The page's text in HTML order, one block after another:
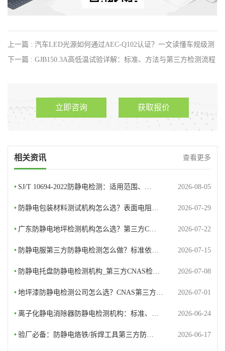
上一篇 : 汽车LED光源如何通过AEC-Q102认证？一文读懂车规级测
试全流程
下一篇 : GJB150.3A高低温试验详解：标准、方法与第三方检测流程
立即咨询 获取报价
相关资讯 查看更多
• 2026-08-05
SJ/T 10694-2022防静电检测：适用范围、…
• 2026-07-29
防静电包装材料测试机构怎么选？表面电阻…
• 2026-07-22
广东防静电地坪检测机构怎么选？第三方C…
• 2026-07-15
防静电服第三方防静电检测怎么做？标准依…
• 2026-07-08
防静电托盘防静电检测机构_第三方CNAS检…
• 2026-07-01
地坪漆防静电检测公司怎么选？CNAS第三方…
• 2026-06-24
离子化静电消除器防静电检测机构：标准、…
• 2026-06-17
验厂必备：防静电烙铁/拆焊工具第三方防…